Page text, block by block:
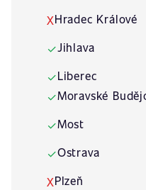
XHradec Králové
✓Jihlava
✓Liberec
✓Moravské
✓Most
✓Ostrava
XPlzeň